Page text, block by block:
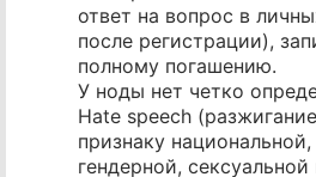
ответ на вопрос в
после регистрации),
полному погашению.
У ноды нет четко
Hate speech
признаку
гендерной,